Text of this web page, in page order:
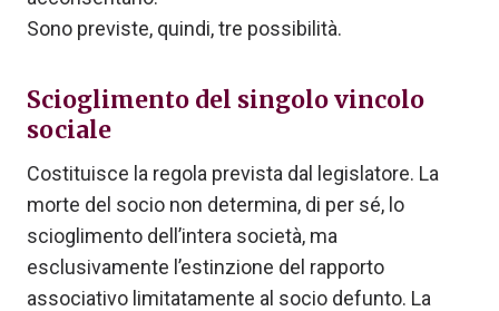
Sono previste, quindi, tre possibilità.
Scioglimento del singolo vincolo
sociale
Costituisce la regola prevista dal legislatore. La
morte del socio non determina, di per sé, lo
scioglimento dell’intera società, ma
esclusivamente l’estinzione del rapporto
associativo limitatamente al socio defunto. La